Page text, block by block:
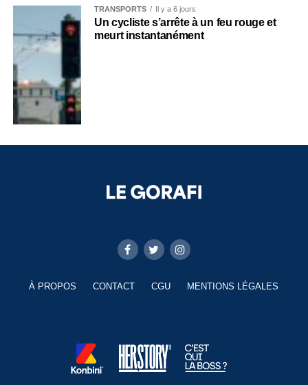
TRANSPORTS Il y a 6 jours
Un cycliste s’arrête à un feu rouge et
meurt instantanément
À PROPOS CONTACT CGU MENTIONS LÉGALES